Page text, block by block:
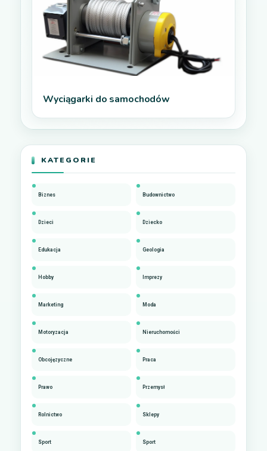
Wyciągarki do samochodów
KATEGORIE
Biznes Budownictwo
Dzieci Dziecko
Edukacja Geologia
Hobby Imprezy
Marketing Moda
Motoryzacja Nieruchomości
Obcojęzyczne Praca
Prawo Przemysł
Rolnictwo Sklepy
Sport Sport